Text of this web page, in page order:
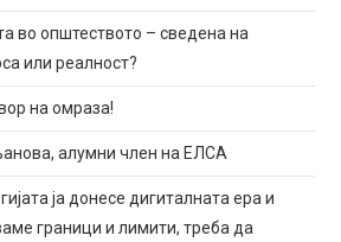
во општеството – сведена на
или реалност?
на омраза!
алумни член на ЕЛСА
ја донесе дигиталната ера и
граници и лимити, требa да